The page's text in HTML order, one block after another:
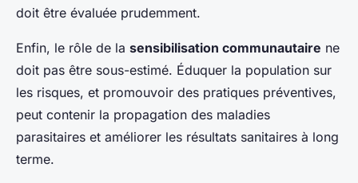
doit être évaluée prudemment.
Enfin, le rôle de la sensibilisation communautaire ne
doit pas être sous-estimé. Éduquer la population sur
les risques, et promouvoir des pratiques préventives,
peut contenir la propagation des maladies
parasitaires et améliorer les résultats sanitaires à long
terme.